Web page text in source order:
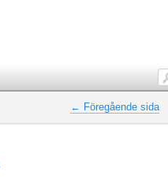
← Föregående sida